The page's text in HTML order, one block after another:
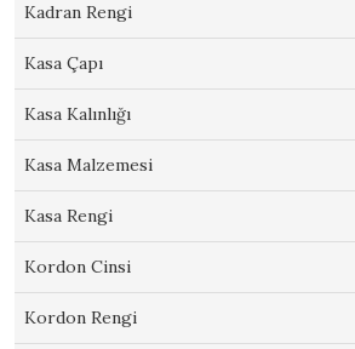
Kadran Rengi
Kasa Çapı
Kasa Kalınlığı
Kasa Malzemesi
Kasa Rengi
Kordon Cinsi
Kordon Rengi